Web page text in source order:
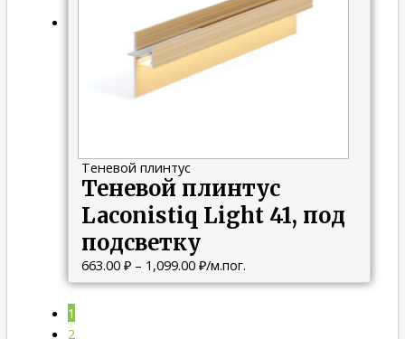
Теневой плинтус
Теневой плинтус
Laconistiq Light 41, под
подсветку
663.00 ₽ – 1,099.00 ₽/м.пог.
1
2